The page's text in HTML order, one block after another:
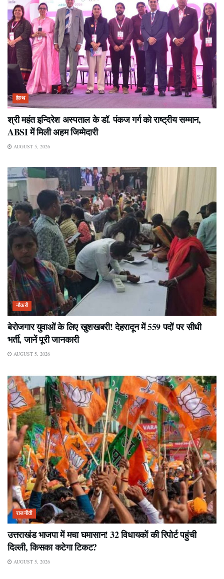
हेल्थ
श्री महंत इन्दिरेश अस्पताल के डॉ. पंकज गर्ग को राष्ट्रीय सम्मान,
ABSI में मिली अहम जिम्मेदारी
AUGUST 5, 2026
नौकरी
बेरोजगार युवाओं के लिए खुशखबरी! देहरादून में 559 पदों पर सीधी
भर्ती, जानें पूरी जानकारी
AUGUST 5, 2026
राजनीती
उत्तराखंड भाजपा में मचा घमासान! 32 विधायकों की रिपोर्ट पहुंची
दिल्ली, किसका कटेगा टिकट?
AUGUST 5, 2026